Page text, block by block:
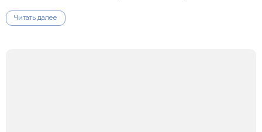
Читать далее